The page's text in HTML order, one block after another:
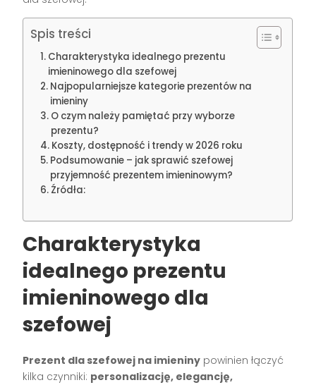
Spis treści
Charakterystyka idealnego prezentu
imieninowego dla szefowej
Najpopularniejsze kategorie prezentów na
imieniny
O czym należy pamiętać przy wyborze
prezentu?
Koszty, dostępność i trendy w 2026 roku
Podsumowanie – jak sprawić szefowej
przyjemność prezentem imieninowym?
Źródła:
Charakterystyka
idealnego prezentu
imieninowego dla
szefowej
Prezent dla szefowej na imieniny powinien łączyć
kilka czynniki: personalizację, elegancję,